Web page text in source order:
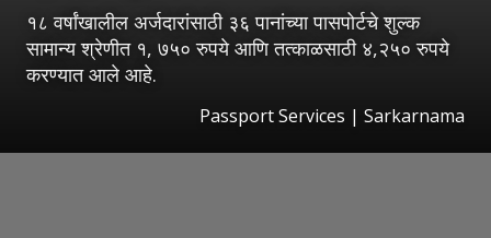
१८ वर्षांखालील अर्जदारांसाठी ३६ पानांच्या पासपोर्टचे शुल्क
सामान्य श्रेणीत १, ७५० रुपये आणि तत्काळसाठी ४,२५० रुपये
करण्यात आले आहे.
Passport Services | Sarkarnama